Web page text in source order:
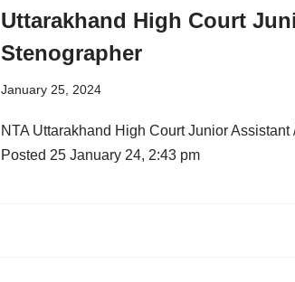
Uttarakhand High Court
Stenographer
January 25, 2024
NTA Uttarakhand High Court Junior
Posted 25 January 24, 2:43 pm